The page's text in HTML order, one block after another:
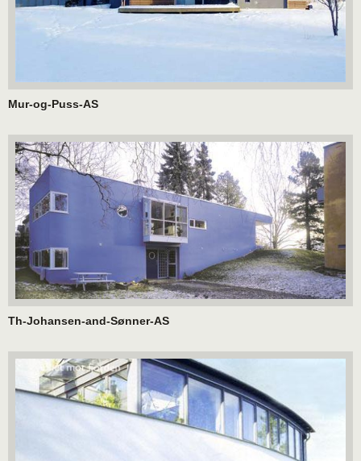
Mur-og-Puss-AS
Th-Johansen-and-Sønner-AS